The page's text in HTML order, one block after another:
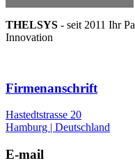
THELSYS - seit 2011 Ihr
Innovation
Firmenanschrift
Hastedtstrasse 20
Hamburg | Deutschland
E-mail